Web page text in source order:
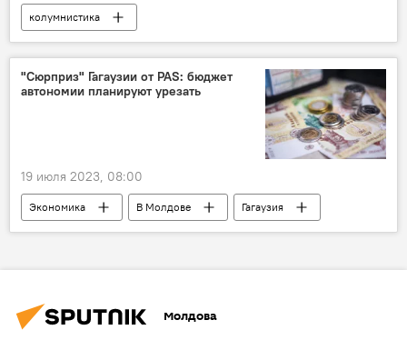
колумнистика
"Сюрприз" Гагаузии от PAS: бюджет
автономии планируют урезать
19 июля 2023, 08:00
Экономика В Молдове
Гагаузия
бюджет
PAS
Молдова